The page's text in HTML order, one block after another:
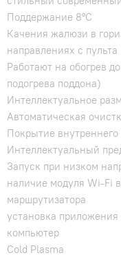
Поддержание 8°С
Качения жалюзи в
направлениях с пульта
Работают на обогрев
подогрева поддона)
Интеллектуальное
Автоматическая
Покрытие
Интеллектуальный
Запуск при низком
наличие модуля Wi-Fi
маршрутизатора
установка
компьютер
Cold Plasma